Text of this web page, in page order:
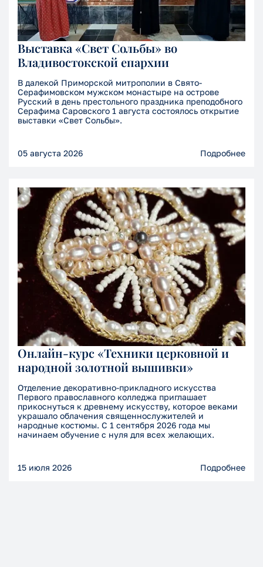
Выставка «Свет Сольбы» во
Владивостокской епархии
В далекой Приморской митрополии в Свято-
Серафимовском мужском монастыре на острове
Русский в день престольного праздника преподобного
Серафима Саровского 1 августа состоялось открытие
выставки «Свет Сольбы».
05 августа 2026 Подробнее
Онлайн-курс «Техники церковной и
народной золотной вышивки»
Отделение декоративно-прикладного искусства
Первого православного колледжа приглашает
прикоснуться к древнему искусству, которое веками
украшало облачения священнослужителей и
народные костюмы. С 1 сентября 2026 года мы
начинаем обучение с нуля для всех желающих.
15 июля 2026 Подробнее